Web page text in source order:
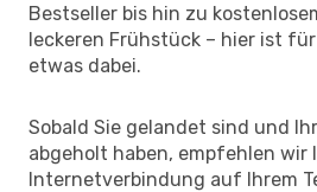
Bestseller bis hin zu
leckeren Frühstück – hier ist
etwas dabei.
Sobald Sie gelandet sind und
abgeholt haben, empfehlen wir
Internetverbindung auf Ihrem